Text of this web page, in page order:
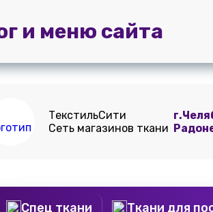
штор
Доставка и
оплата
ТекстильСити
Сеть магазинов ткани
Спец ткани
Ткани для
и меню сайта